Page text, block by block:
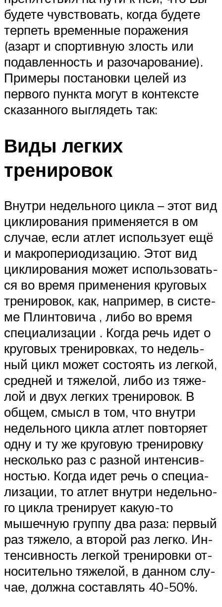
будете чувствовать, когда будете
терпеть временные поражения
(азарт и спортивную злость или
подавленность и разочарование).
Примеры постановки целей из
первого пункта могут в контексте
сказанного выглядеть так:
Виды легких
тренировок
Внутри недельного цикла – этот вид
циклирования применяется в ом
слу­чае, ес­ли ат­лет ис­поль­зу­ет ещё
и макропериодизацию. Этот вид
циклирования мо­жет ис­поль­зо­вать­
ся во время при­ме­не­ния круговых
тренировок, как, например, в сис­те­
ме Плин­то­ви­ча , либо во вре­мя
спе­ци­а­ли­за­ции . Когда речь идет о
кру­го­вых тре­ни­ров­ках, то не­дель­
ный цикл мо­жет сос­то­ять из лег­кой,
сред­ней и тя­же­лой, либо из тя­же­
лой и двух лег­ких тре­ни­ро­вок. В
общем, смысл в том, что внутри
не­дель­но­го цикла атлет пов­то­ря­ет
одну и ту же кру­го­вую тре­ни­ров­ку
несколько раз с разной ин­тен­сив­
нос­тью. Когда идет речь о спе­ци­а­
ли­за­ции, то атлет внутри не­дель­но­
го цикла тре­ни­ру­ет какую-то
мышечную группу два раза: первый
раз тяжело, а второй раз легко. Ин­
тен­сив­ность легкой тре­ни­ров­ки от­
но­си­тель­но тяжелой, в дан­ном слу­
чае, долж­на сос­тав­лять 40-50%.